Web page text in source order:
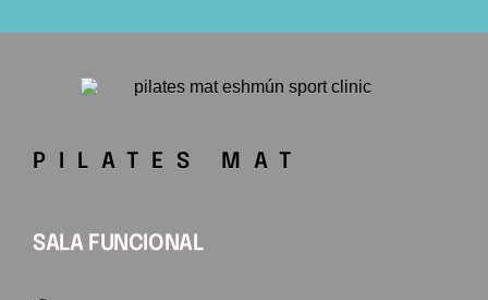
PILATES MAT
SALA FUNCIONAL